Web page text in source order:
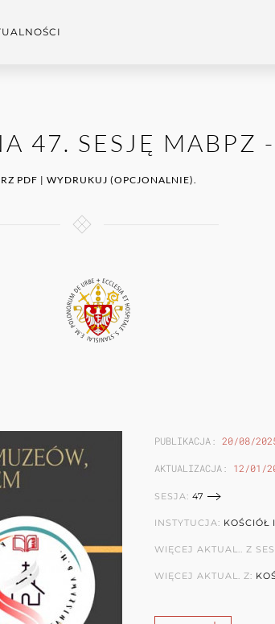
47. SESJĘ MABPZ
PDF | WYDRUKUJ (OPCJONALNIE).
PUBLIKACJA: 20/08/
AKTUALIZACJA: 12/01/
SESJA: 47
INSTYTUCJA: KOŚCIÓŁ
WIĘCEJ AKTUAL.. Z
WIĘCEJ AKTUAL. Z: